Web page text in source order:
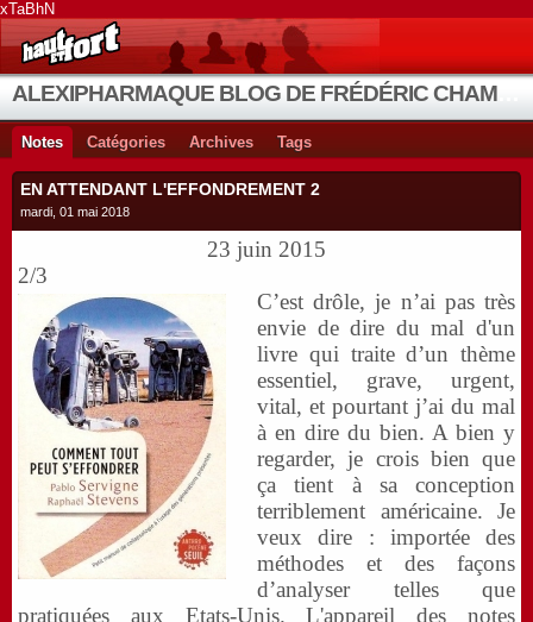
xTaBhN
Notes Catégories Archives Tags
EN ATTENDANT L'EFFONDREMENT 2
mardi, 01 mai 2018
23 juin 2015
2/3
C’est drôle, je n’ai pas très
envie de dire du mal d'un
livre qui traite d’un thème
essentiel, grave, urgent,
vital, et pourtant j’ai du mal
à en dire du bien. A bien y
regarder, je crois bien que
ça tient à sa conception
terriblement américaine. Je
veux dire : importée des
méthodes et des façons
d’analyser telles que
pratiquées aux Etats-Unis. L'appareil des notes